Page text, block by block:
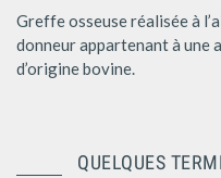
Greffe osseuse réalisée à
donneur appartenant à une
d’origine bovine.
QUELQUES